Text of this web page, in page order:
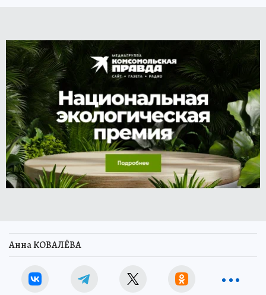
Анна КОВАЛЁВА